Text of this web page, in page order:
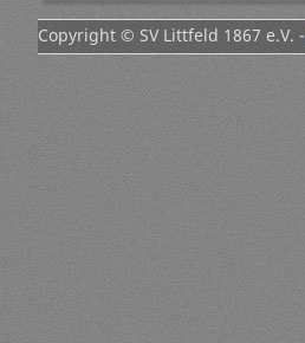
Copyright © SV Littfeld 1867 e.V. -